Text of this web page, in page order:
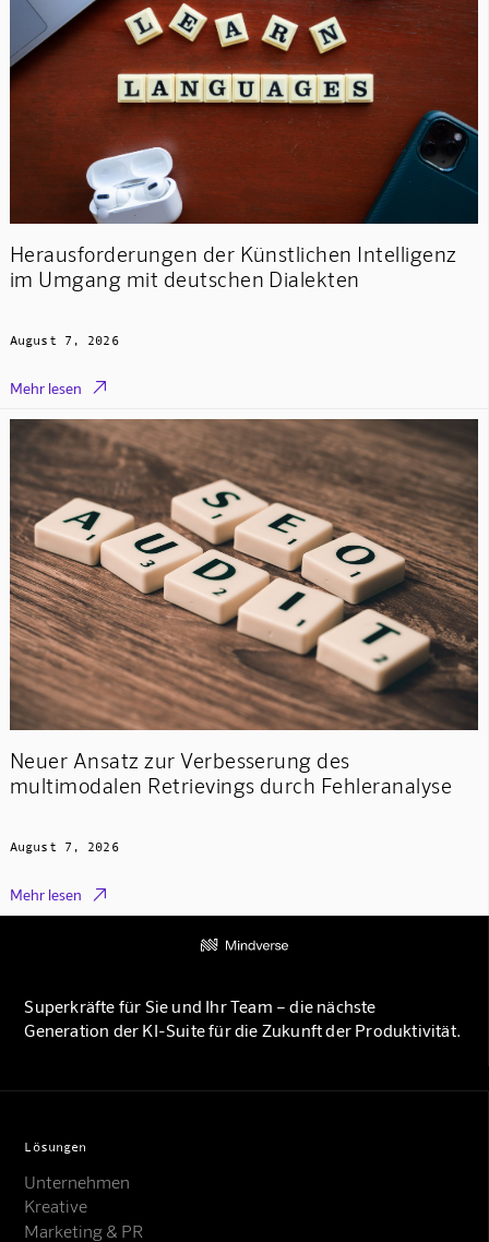
Herausforderungen der Künstlichen Intelligenz
im Umgang mit deutschen Dialekten
August 7, 2026
Mehr lesen 
Neuer Ansatz zur Verbesserung des
multimodalen Retrievings durch Fehleranalyse
August 7, 2026
Mehr lesen 
Superkräfte für Sie und Ihr Team – die nächste
Generation der KI-Suite für die Zukunft der Produktivität.
Lösungen
Unternehmen
Kreative
Marketing & PR